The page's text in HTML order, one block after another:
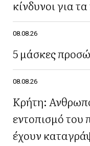
κίνδυνοι για
08.08.26
5 μάσκες
08.08.26
Κρήτη:
εντοπισμό του
έχουν